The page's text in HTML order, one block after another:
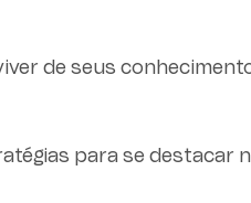
de seus
para se destacar